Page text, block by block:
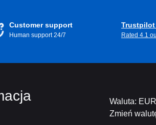
i
Customer support
Human support 24/7
Trustpilot
Rated 4.1
Waluta: EUR
Zmień